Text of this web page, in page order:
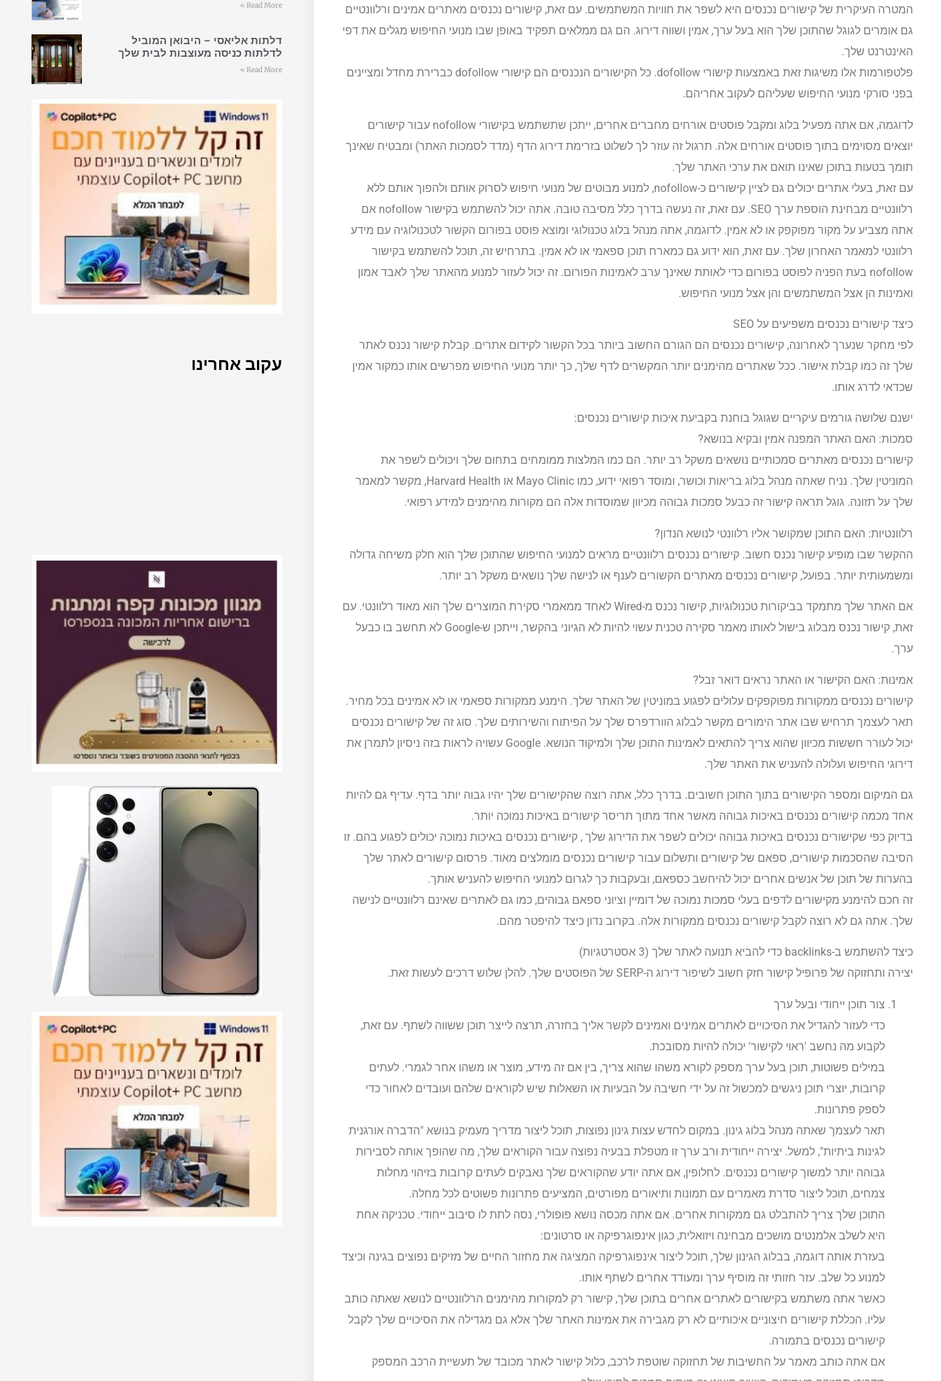
המטרה העיקרית של קישורים נכנסים היא לשפר את חוויות המשתמשים. עם זאת, קישורים נכנסים מאתרים אמינים ורלוונטיים
גם אומרים לגוגל שהתוכן שלך הוא בעל ערך, אמין ושווה דירוג. הם גם ממלאים תפקיד באופן שבו מנועי החיפוש מגלים את דפי
האינטרנט שלך.
פלטפורמות אלו משיגות זאת באמצעות קישורי dofollow. כל הקישורים הנכנסים הם קישורי dofollow כברירת מחדל ומציינים
בפני סורקי מנועי החיפוש שעליהם לעקוב אחריהם.
לדוגמה, אם אתה מפעיל בלוג ומקבל פוסטים אורחים מחברים אחרים, ייתכן שתשתמש בקישורי nofollow עבור קישורים
יוצאים מסוימים בתוך פוסטים אורחים אלה. תרגול זה עוזר לך לשלוט בזרימת דירוג הדף (מדד לסמכות האתר) ומבטיח שאינך
תומך בטעות בתוכן שאינו תואם את ערכי האתר שלך.
עם זאת, בעלי אתרים יכולים גם לציין קישורים כ-nofollow, למנוע מבוטים של מנועי חיפוש לסרוק אותם ולהפוך אותם ללא
רלוונטיים מבחינת הוספת ערך SEO. עם זאת, זה נעשה בדרך כלל מסיבה טובה. אתה יכול להשתמש בקישור nofollow אם
אתה מצביע על מקור מפוקפק או לא אמין. לדוגמה, אתה מנהל בלוג טכנולוגי ומוצא פוסט בפורום הקשור לטכנולוגיה עם מידע
רלוונטי למאמר האחרון שלך. עם זאת, הוא ידוע גם כמארח תוכן ספאמי או לא אמין. בתרחיש זה, תוכל להשתמש בקישור
nofollow בעת הפניה לפוסט בפורום כדי לאותת שאינך ערב לאמינות הפורום. זה יכול לעזור למנוע מהאתר שלך לאבד אמון
ואמינות הן אצל המשתמשים והן אצל מנועי החיפוש.
כיצד קישורים נכנסים משפיעים על SEO
לפי מחקר שנערך לאחרונה, קישורים נכנסים הם הגורם החשוב ביותר בכל הקשור לקידום אתרים. קבלת קישור נכנס לאתר
שלך זה כמו קבלת אישור. ככל שאתרים מהימנים יותר המקשרים לדף שלך, כך יותר מנועי החיפוש מפרשים אותו כמקור אמין
שכדאי לדרג אותו.
ישנם שלושה גורמים עיקריים שגוגל בוחנת בקביעת איכות קישורים נכנסים:
סמכות: האם האתר המפנה אמין ובקיא בנושא?
קישורים נכנסים מאתרים סמכותיים נושאים משקל רב יותר. הם כמו המלצות ממומחים בתחום שלך ויכולים לשפר את
המוניטין שלך. נניח שאתה מנהל בלוג בריאות וכושר, ומוסד רפואי ידוע, כמו Mayo Clinic או Harvard Health, מקשר למאמר
שלך על תזונה. גוגל תראה קישור זה כבעל סמכות גבוהה מכיוון שמוסדות אלה הם מקורות מהימנים למידע רפואי.
רלוונטיות: האם התוכן שמקושר אליו רלוונטי לנושא הנדון?
ההקשר שבו מופיע קישור נכנס חשוב. קישורים נכנסים רלוונטיים מראים למנועי החיפוש שהתוכן שלך הוא חלק משיחה גדולה
ומשמעותית יותר. בפועל, קישורים נכנסים מאתרים הקשורים לענף או לנישה שלך נושאים משקל רב יותר.
אם האתר שלך מתמקד בביקורות טכנולוגיות, קישור נכנס מ-Wired לאחד ממאמרי סקירת המוצרים שלך הוא מאוד רלוונטי. עם
זאת, קישור נכנס מבלוג בישול לאותו מאמר סקירה טכנית עשוי להיות לא הגיוני בהקשר, וייתכן ש-Google לא תחשב בו כבעל
ערך.
אמינות: האם הקישור או האתר נראים דואר זבל?
קישורים נכנסים ממקורות מפוקפקים עלולים לפגוע במוניטין של האתר שלך. הימנע ממקורות ספאמי או לא אמינים בכל מחיר.
תאר לעצמך תרחיש שבו אתר הימורים מקשר לבלוג הוורדפרס שלך על הפיתוח והשירותים שלך. סוג זה של קישורים נכנסים
יכול לעורר חששות מכיוון שהוא צריך להתאים לאמינות התוכן שלך ולמיקוד הנושא. Google עשויה לראות בזה ניסיון לתמרן את
דירוגי החיפוש ועלולה להעניש את האתר שלך.
גם המיקום ומספר הקישורים בתוך התוכן חשובים. בדרך כלל, אתה רוצה שהקישורים שלך יהיו גבוה יותר בדף. עדיף גם להיות
אחד מכמה קישורים נכנסים באיכות גבוהה מאשר אחד מתוך תריסר קישורים באיכות נמוכה יותר.
בדיוק כפי שקישורים נכנסים באיכות גבוהה יכולים לשפר את הדירוג שלך , קישורים נכנסים באיכות נמוכה יכולים לפגוע בהם. זו
הסיבה שהסכמות קישורים, ספאם של קישורים ותשלום עבור קישורים נכנסים מומלצים מאוד. פרסום קישורים לאתר שלך
בהערות של תוכן של אנשים אחרים יכול להיחשב כספאם, ובעקבות כך לגרום למנועי החיפוש להעניש אותך.
זה חכם להימנע מקישורים לדפים בעלי סמכות נמוכה של דומיין וציוני ספאם גבוהים, כמו גם לאתרים שאינם רלוונטיים לנישה
שלך. אתה גם לא רוצה לקבל קישורים נכנסים ממקורות אלה. בקרוב נדון כיצד להיפטר מהם.
כיצד להשתמש ב-backlinks כדי להביא תנועה לאתר שלך (3 אסטרטגיות)
יצירה ותחזוקה של פרופיל קישור חזק חשוב לשיפור דירוג ה-SERP של הפוסטים שלך. להלן שלוש דרכים לעשות זאת.
צור תוכן ייחודי ובעל ערך
כדי לעזור להגדיל את הסיכויים לאתרים אמינים ואמינים לקשר אליך בחזרה, תרצה לייצר תוכן ששווה לשתף. עם זאת,
לקבוע מה נחשב 'ראוי לקישור' יכולה להיות מסובכת.
במילים פשוטות, תוכן בעל ערך מספק לקורא משהו שהוא צריך, בין אם זה מידע, מוצר או משהו אחר לגמרי. לעתים
קרובות, יוצרי תוכן ניגשים למכשול זה על ידי חשיבה על הבעיות או השאלות שיש לקוראים שלהם ועובדים לאחור כדי
לספק פתרונות.
תאר לעצמך שאתה מנהל בלוג גינון. במקום לחדש עצות גינון נפוצות, תוכל ליצור מדריך מעמיק בנושא "הדברה אורגנית
לגינות ביתיות", למשל. יצירה ייחודית ורב ערך זו מטפלת בבעיה נפוצה עבור הקוראים שלך, מה שהופך אותה לסבירות
גבוהה יותר למשוך קישורים נכנסים. לחלופין, אם אתה יודע שהקוראים שלך נאבקים לעתים קרובות בזיהוי מחלות
צמחים, תוכל ליצור סדרת מאמרים עם תמונות ותיאורים מפורטים, המציעים פתרונות פשוטים לכל מחלה.
התוכן שלך צריך להתבלט גם ממקורות אחרים. אם אתה מכסה נושא פופולרי, נסה לתת לו סיבוב ייחודי. טכניקה אחת
היא לשלב אלמנטים מושכים מבחינה ויזואלית, כגון אינפוגרפיקה או סרטונים:
בעזרת אותה דוגמה, בבלוג הגינון שלך, תוכל ליצור אינפוגרפיקה המציגה את מחזור החיים של מזיקים נפוצים בגינה וכיצד
למנוע כל שלב. עזר חזותי זה מוסיף ערך ומעודד אחרים לשתף אותו.
כאשר אתה משתמש בקישורים לאתרים אחרים בתוכן שלך, קישור רק למקורות מהימנים הרלוונטיים לנושא שאתה כותב
עליו. הכללת קישורים חיצוניים איכותיים לא רק מגבירה את אמינות האתר שלך אלא גם מגדילה את הסיכויים שלך לקבל
קישורים נכנסים בתמורה.
אם אתה כותב מאמר על החשיבות של תחזוקה שוטפת לרכב, כלול קישור לאתר מכובד של תעשיית הרכב המספק
Read More »
דלתות אליאסי – היבואן המוביל
לדלתות כניסה מעוצבות לבית שלך
Read More »
עקוב אחרינו